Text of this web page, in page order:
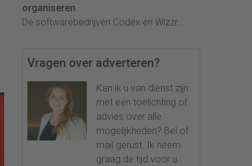
organiseren
De softwarebedrijven Codex en Wizzr...
Vragen over adverteren?
Kan ik u van dienst zijn
met een toelichting of
advies over alle
mogelijkheden? Bel of
mail gerust. Ik neem
graag de tijd voor u.